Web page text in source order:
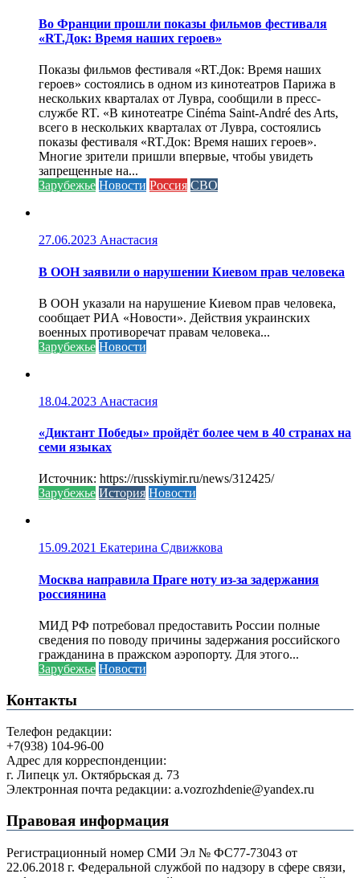
Во Франции прошли показы фильмов фестиваля
«RT.Док: Время наших героев»
Показы фильмов фестиваля «RT.Док: Время наших
героев» состоялись в одном из кинотеатров Парижа в
нескольких кварталах от Лувра, сообщили в пресс-
службе RT. «В кинотеатре Cinéma Saint-André des Arts,
всего в нескольких кварталах от Лувра, состоялись
показы фестиваля «RT.Док: Время наших героев».
Многие зрители пришли впервые, чтобы увидеть
запрещенные на...
Зарубежье Новости Россия СВО
27.06.2023 Анастасия
В ООН заявили о нарушении Киевом прав человека
В ООН указали на нарушение Киевом прав человека,
сообщает РИА «Новости». Действия украинских
военных противоречат правам человека...
Зарубежье Новости
18.04.2023 Анастасия
«Диктант Победы» пройдёт более чем в 40 странах на
семи языках
Источник: https://russkiymir.ru/news/312425/
Зарубежье История Новости
15.09.2021 Екатерина Сдвижкова
Москва направила Праге ноту из-за задержания
россиянина
МИД РФ потребовал предоставить России полные
сведения по поводу причины задержания российского
гражданина в пражском аэропорту. Для этого...
Зарубежье Новости
Контакты
Телефон редакции:
+7(938) 104-96-00
Адрес для корреспонденции:
г. Липецк ул. Октябрьская д. 73
Электронная почта редакции: a.vozrozhdenie@yandex.ru
Правовая информация
Регистрационный номер СМИ Эл № ФС77-73043 от
22.06.2018 г. Федеральной службой по надзору в сфере связи,